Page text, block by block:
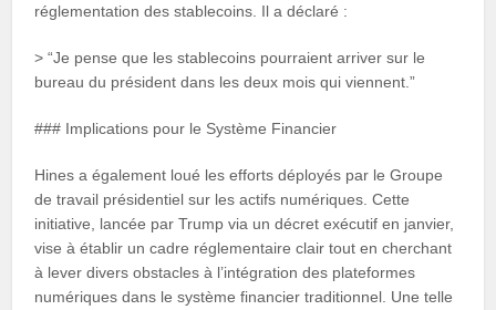
réglementation des stablecoins. Il a déclaré :
> “Je pense que les stablecoins pourraient arriver sur le
bureau du président dans les deux mois qui viennent.”
### Implications pour le Système Financier
Hines a également loué les efforts déployés par le Groupe
de travail présidentiel sur les actifs numériques. Cette
initiative, lancée par Trump via un décret exécutif en janvier,
vise à établir un cadre réglementaire clair tout en cherchant
à lever divers obstacles à l’intégration des plateformes
numériques dans le système financier traditionnel. Une telle